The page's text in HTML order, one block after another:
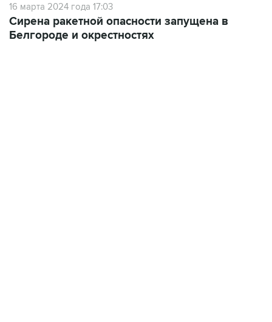
16 марта 2024 года 17:03
Сирена ракетной опасности запущена в
Белгороде и окрестностях